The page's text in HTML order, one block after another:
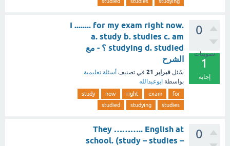
0
تصويتات
1
إجابة
I ........ for my exam right now.
a. study b. studies c. am
studying d. studied ؟ - مع
الشرح
سُئل فبراير 21 في تصنيف أسئلة تعليمية
بواسطة ابوعبدالله
for
exam
right
now
study
studies
studying
studied
0
They ……….. English at
school. (study – studies –